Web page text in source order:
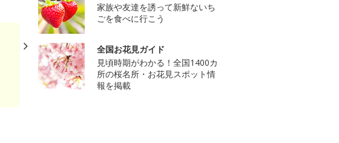
家族や友達を誘って新鮮ないち
ごを食べに行こう
全国お花見ガイド
見頃時期がわかる！全国1400カ
所の桜名所・お花見スポット情
報を掲載